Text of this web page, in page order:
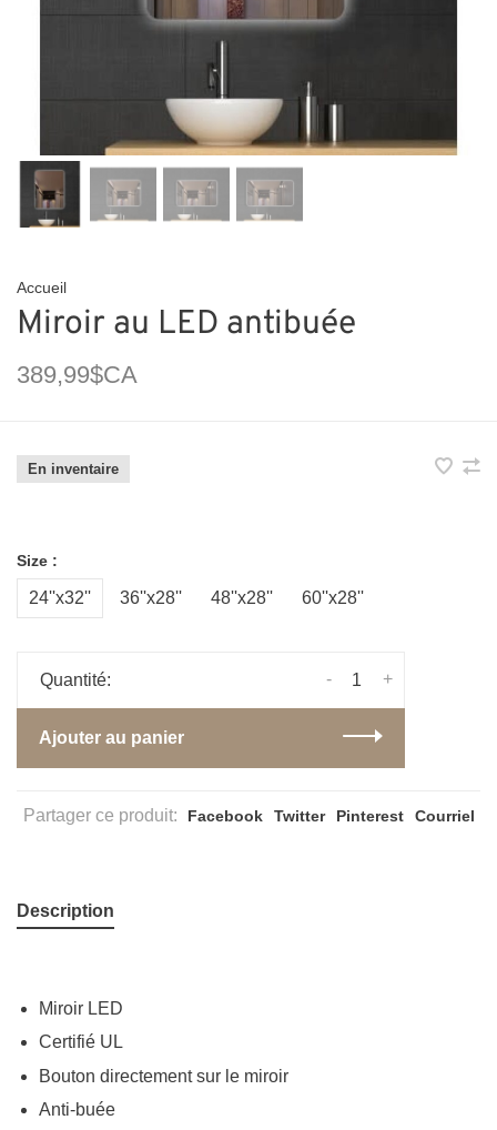
Accueil
Miroir au LED antibuée
389,99$CA
En inventaire
Size :
24''x32'' 36''x28'' 48''x28'' 60''x28''
Quantité: +
-
Ajouter au panier
Partager ce produit: Facebook Twitter Pinterest Courriel
Description
Miroir LED
Certifié UL
Bouton directement sur le miroir
Anti-buée